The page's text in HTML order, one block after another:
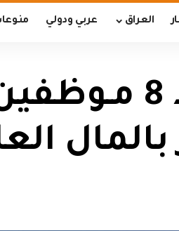
العراق عربي ودولي
النزاهة